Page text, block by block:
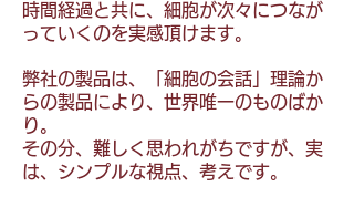
時間経過と共に、細胞が次々につなが
っていくのを実感頂けます。
弊社の製品は、「細胞の会話」理論か
らの製品により、世界唯一のものばか
り。
その分、難しく思われがちですが、実
は、シンプルな視点、考えです。